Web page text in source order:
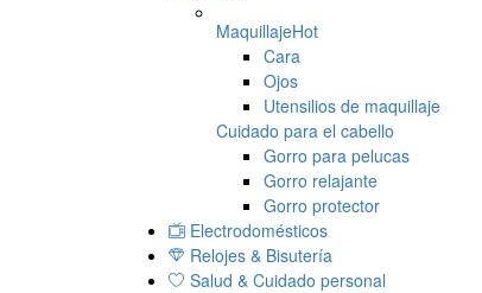
MaquillajeHot
Cara
Ojos
Utensilios de maquillaje
Cuidado para el cabello
Gorro para pelucas
Gorro relajante
Gorro protector
Electrodomésticos
Relojes & Bisutería
Salud & Cuidado personal